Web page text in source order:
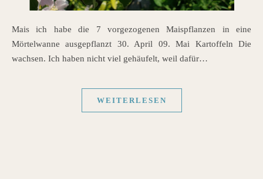
Mais ich habe die 7 vorgezogenen Maispflanzen in eine
Mörtelwanne ausgepflanzt 30. April 09. Mai Kartoffeln Die
wachsen. Ich haben nicht viel gehäufelt, weil dafür…
WEITERLESEN